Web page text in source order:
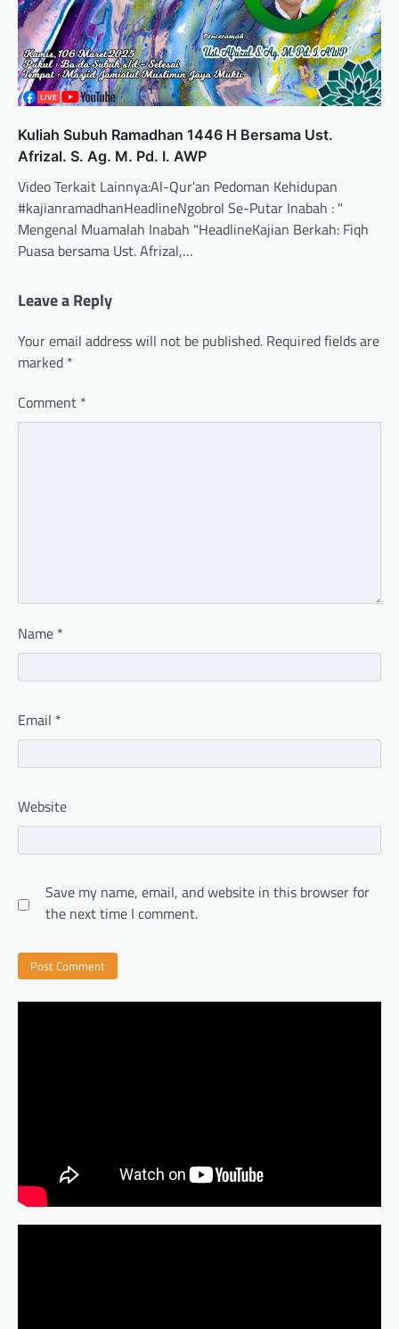
Kuliah Subuh Ramadhan 1446 H Bersama Ust.
Afrizal. S. Ag. M. Pd. I. AWP
Video Terkait Lainnya:Al-Qur'an Pedoman Kehidupan
#kajianramadhanHeadlineNgobrol Se-Putar Inabah : "
Mengenal Muamalah Inabah "HeadlineKajian Berkah: Fiqh
Puasa bersama Ust. Afrizal,…
Leave a Reply
Your email address will not be published. Required fields are
marked *
Comment *
Name *
Email *
Website
Save my name, email, and website in this browser for
the next time I comment.